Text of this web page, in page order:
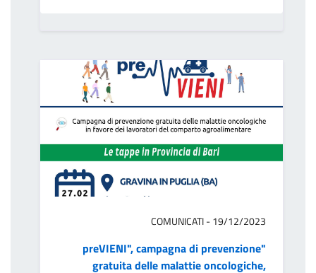
COMUNICATI - 19/12/2023
"preVIENI", campagna di prevenzione
gratuita delle malattie oncologiche,